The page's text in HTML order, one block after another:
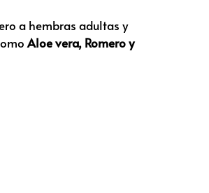
a hembras adultas y
Aloe vera, Romero y